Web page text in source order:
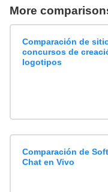
More
Comparación de
concursos de
logotipos
Comparación de
Chat en Vivo